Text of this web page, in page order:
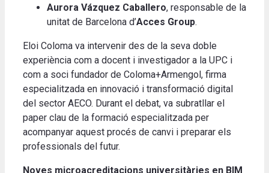
Aurora Vázquez Caballero, responsable de la
unitat de Barcelona d’Acces Group.
Eloi Coloma va intervenir des de la seva doble
experiència com a docent i investigador a la UPC i
com a soci fundador de Coloma+Armengol, firma
especialitzada en innovació i transformació digital
del sector AECO. Durant el debat, va subratllar el
paper clau de la formació especialitzada per
acompanyar aquest procés de canvi i preparar els
professionals del futur.
Noves microacreditacions universitàries en BIM